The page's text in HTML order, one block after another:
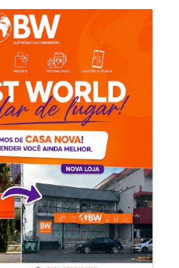
-Anúncio-